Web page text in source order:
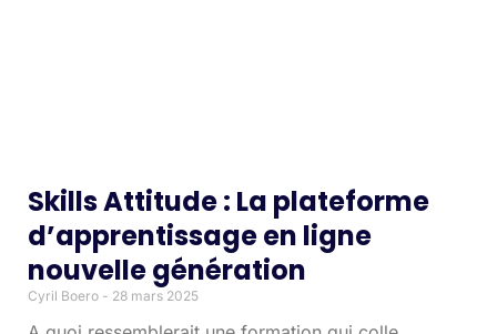
Skills Attitude : La plateforme
d’apprentissage en ligne
nouvelle génération
Cyril Boero 28 mars 2025